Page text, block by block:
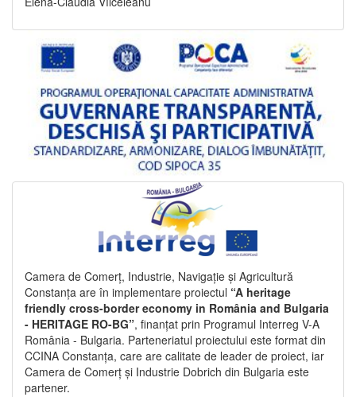
Camera de Comerț, Industrie, Navigație și Agricultură
Constanța are în implementare proiectul “A heritage
friendly cross-border economy in România and Bulgaria
- HERITAGE RO-BG”, finanțat prin Programul Interreg V-A
România - Bulgaria. Parteneriatul proiectului este format din
CCINA Constanța, care are calitate de leader de proiect, iar
Camera de Comerț și Industrie Dobrich din Bulgaria este
partener.